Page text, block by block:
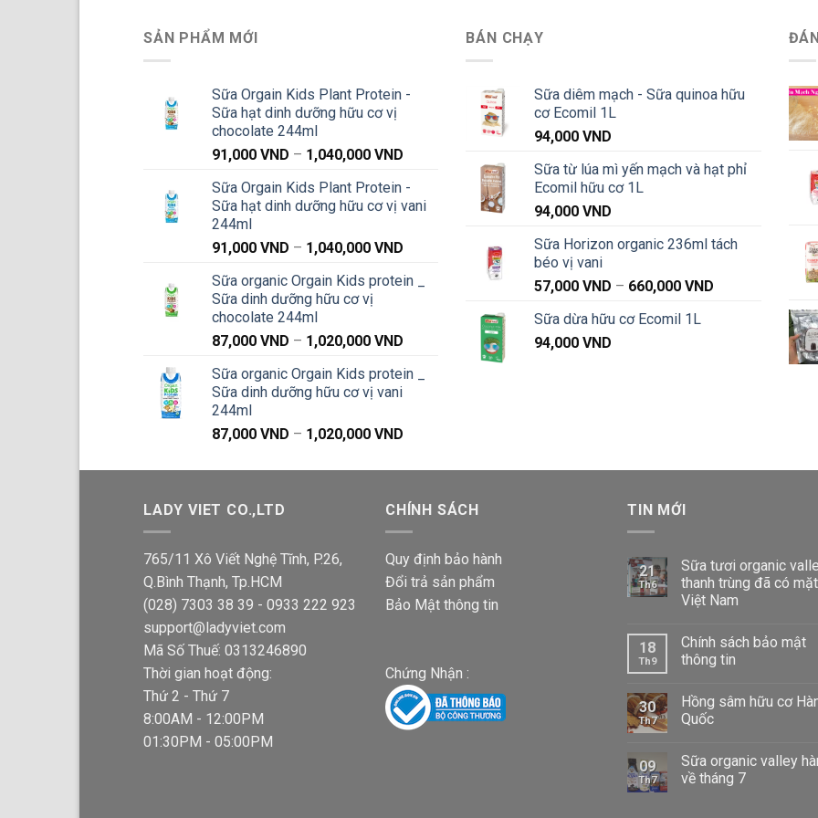
SẢN PHẨM MỚI
Sữa Orgain Kids Plant Protein -
Sữa hạt dinh dưỡng hữu cơ vị
chocolate 244ml
91,000 VND – 1,040,000 VND
từ
91,000 VND
1,040,000 VND
Sữa Orgain Kids Plant Protein -
Sữa hạt dinh dưỡng hữu cơ vị vani
244ml
91,000 VND – 1,040,000 VND
từ
1,040,000 VND
Sữa organic Orgain Kids protein _
Sữa dinh dưỡng hữu cơ vị
chocolate 244ml
87,000 VND – 1,020,000 VND
từ
Sữa organic Orgain Kids protein _
Sữa dinh dưỡng hữu cơ vị vani
244ml
87,000 VND – 1,020,000 VND
từ
đến
1,020,000 VND
BÁN CHẠY
Sữa diêm mạch - Sữa quinoa hữu
cơ Ecomil 1L
94,000VND
Sữa từ lúa mì yến mạch và hạt phỉ
Ecomil hữu cơ 1L
94,000VND
Sữa Horizon organic 236ml tách
béo vị vani
57,000VND – 660,000VND
57,000 VND
Sữa dừa hữu cơ Ecomil 1L
94,000VND
LADY VIET CO.,LTD
765/11 Xô Viết Nghệ Tĩnh, P.26,
Q.Bình Thạnh, Tp.HCM
(028) 7303 38 39 - 0933 222 923
support@ladyviet.com
Mã Số Thuế: 0313246890
Thời gian hoạt động:
Thứ 2 - Thứ 7
8:00AM - 12:00PM
01:30PM - 05:00PM
CHÍNH SÁCH
Quy định bảo hành
Đổi trả sản phẩm
Bảo Mật thông tin
Chứng Nhận :
TIN MỚI
21
Th6
Sữa tươi organic
thanh trùng đã có
Việt Nam
18
Th9
Chính sách bảo mật
thông tin
30
Th7
Hồng sâm hữu cơ
Quốc
09
Th7
Sữa organic valley
về tháng 7